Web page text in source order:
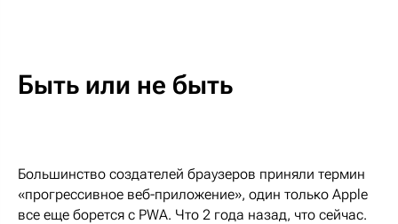
Быть или не быть
Большинство создателей браузеров приняли термин
«прогрессивное веб-приложение», один только Apple
все еще борется с PWA. Что 2 года назад, что сейчас.